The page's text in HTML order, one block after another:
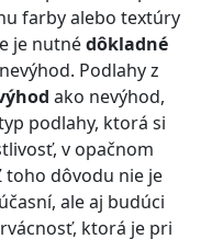
farby alebo textúry
je nutnédôkladné
Podlahy z
ako nevýhod,
podlahy, ktorá si
v opačnom
toho dôvodu nie je
ale aj budúci
ktorá je pri